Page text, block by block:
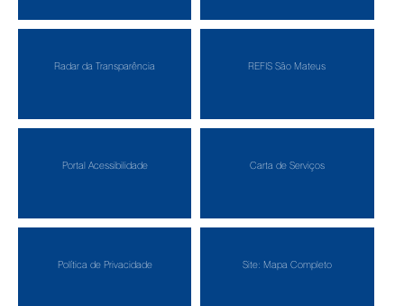
Radar da Transparência REFIS São Mateus
Portal Acessibilidade Carta de Serviços
Política de Privacidade Site: Mapa Completo